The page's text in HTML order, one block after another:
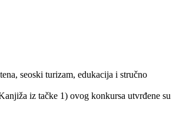
seoski turizam, edukacija i stručno
iz tačke 1) ovog konkursa utvrđene su